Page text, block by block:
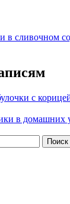
в сливочном
с
в домашних
Поиск